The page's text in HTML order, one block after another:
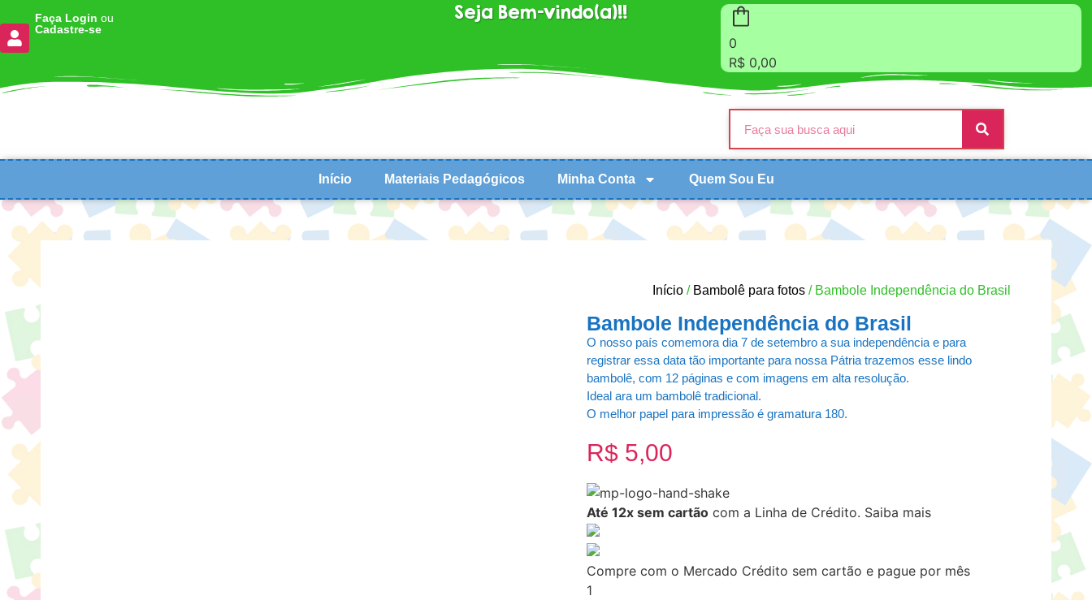
Faça Login ou
Cadastre-se
Seja Bem-vindo(a)!!
0
R$ 0,00
Início Materiais Pedagógicos Minha Conta Quem Sou Eu
Início / Bambolê para fotos / Bambole Independência do Brasil
Bambole Independência do Brasil
O nosso país comemora dia 7 de setembro a sua independência e para
registrar essa data tão importante para nossa Pátria trazemos esse lindo
bambolê, com 12 páginas e com imagens em alta resolução.
Ideal ara um bambolê tradicional.
O melhor papel para impressão é gramatura 180.
R$ 5,00
Até 12x sem cartão com a Linha de Crédito. Saiba mais
Compre com o Mercado Crédito sem cartão e pague por mês
1